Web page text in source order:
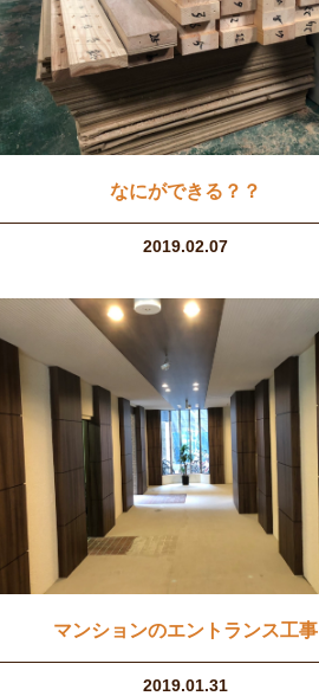
なにができる？？
2019.02.07
マンションのエントランス工事
2019.01.31